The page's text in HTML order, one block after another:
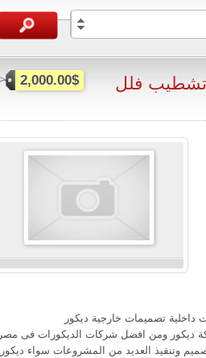
2,000.00$
فلل
تصميمات خارجية ديكور
ديكور ومن افضل شركات الديكورات فى مصر
بتصميم وتنفيذ العديد من المشروعات سواء ديكور